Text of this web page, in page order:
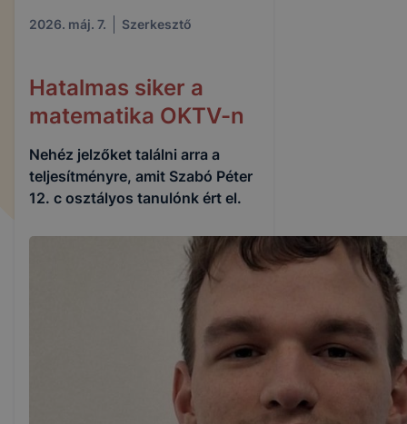
2026. máj. 7. Szerkesztő
Hatalmas siker a
matematika OKTV-n
Nehéz jelzőket találni arra a
teljesítményre, amit Szabó Péter
12. c osztályos tanulónk ért el.